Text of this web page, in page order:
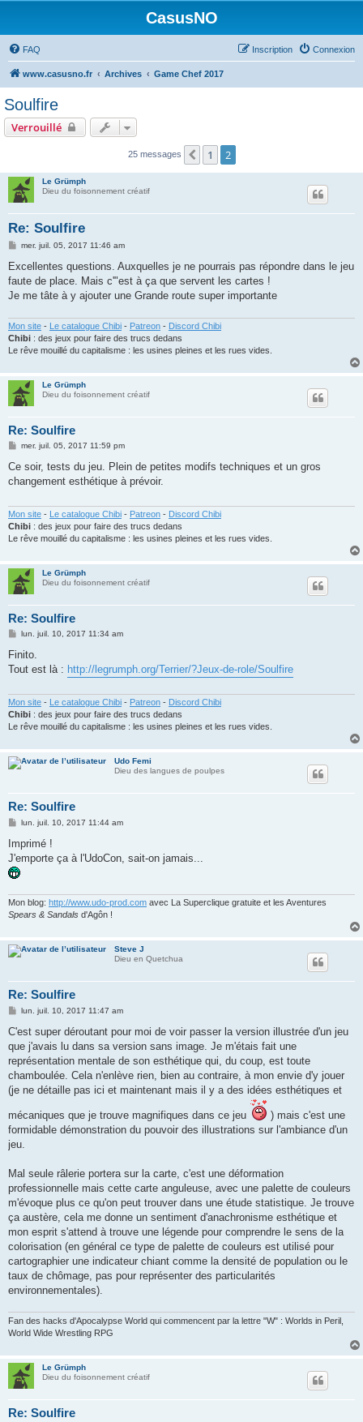
CasusNO
FAQ Connexion
Inscription
www.casusno.fr Archives Game Chef 2017
Soulfire
Verrouillé
25 messages Précédent
1 2
Le Grümph
Dieu du foisonnement créatif
Re: Soulfire
M
s
a
g
mer. juil. 05, 2017 11:46 am
Excellentes questions. Auxquelles je ne pourrais pas répondre dans le jeu
faute de place. Mais c'"est à ça que servent les cartes !
Je me tâte à y ajouter une Grande route super importante
Mon site - Le catalogue Chibi - Patreon - Discord Chibi
Chibi : des jeux pour faire des trucs dedans
Le rêve mouillé du capitalisme : les usines pleines et les rues vides.
Le Grümph
Dieu du foisonnement créatif
Re: Soulfire
M
s
a
mer. juil. 05, 2017 11:59 pm
Ce soir, tests du jeu. Plein de petites modifs techniques et un gros
changement esthétique à prévoir.
Mon site - Le catalogue Chibi - Patreon - Discord Chibi
Chibi : des jeux pour faire des trucs dedans
Le rêve mouillé du capitalisme : les usines pleines et les rues vides.
Le Grümph
Dieu du foisonnement créatif
Re: Soulfire
M
s
a
lun. juil. 10, 2017 11:34 am
Finito.
Tout est là : http://legrumph.org/Terrier/?Jeux-de-role/Soulfire
Mon site - Le catalogue Chibi - Patreon - Discord Chibi
Chibi : des jeux pour faire des trucs dedans
Le rêve mouillé du capitalisme : les usines pleines et les rues vides.
Udo Femi
Dieu des langues de poulpes
Re: Soulfire
M
s
s
a
g
e
lun. juil. 10, 2017 11:44 am
Imprimé !
J'emporte ça à l'UdoCon, sait-on jamais...
Mon blog: http://www.udo-prod.com avec La Superclique gratuite et les Aventures
Spears & Sandals d'Agôn !
Steve J
Dieu en Quetchua
Re: Soulfire
M
s
a
g
e
lun. juil. 10, 2017 11:47 am
C'est super déroutant pour moi de voir passer la version illustrée d'un jeu
que j'avais lu dans sa version sans image. Je m'étais fait une
représentation mentale de son esthétique qui, du coup, est toute
chamboulée. Cela n'enlève rien, bien au contraire, à mon envie d'y jouer
(je ne détaille pas ici et maintenant mais il y a des idées esthétiques et
mécaniques que je trouve magnifiques dans ce jeu
) mais c'est une
formidable démonstration du pouvoir des illustrations sur l'ambiance d'un
jeu.
Mal seule râlerie portera sur la carte, c'est une déformation
professionnelle mais cette carte anguleuse, avec une palette de couleurs
m'évoque plus ce qu'on peut trouver dans une étude statistique. Je trouve
ça austère, cela me donne un sentiment d'anachronisme esthétique et
mon esprit s'attend à trouve une légende pour comprendre le sens de la
colorisation (en général ce type de palette de couleurs est utilisé pour
cartographier une indicateur chiant comme la densité de population ou le
taux de chômage, pas pour représenter des particularités
environnementales).
Fan des hacks d'Apocalypse World qui commencent par la lettre "W" : Worlds in Peril,
World Wide Wrestling RPG
Le Grümph
Dieu du foisonnement créatif
Re: Soulfire